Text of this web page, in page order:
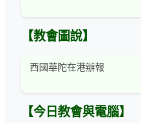
【教會圖說】
西國華陀在港辦報
【今日教會與電腦】